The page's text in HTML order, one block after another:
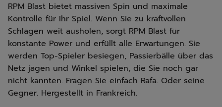
RPM Blast bietet massiven Spin und maximale
Kontrolle für Ihr Spiel. Wenn Sie zu kraftvollen
Schlägen weit ausholen, sorgt RPM Blast für
konstante Power und erfüllt alle Erwartungen. Sie
werden Top-Spieler besiegen, Passierbälle über das
Netz jagen und Winkel spielen, die Sie noch gar
nicht kannten. Fragen Sie einfach Rafa. Oder seine
Gegner. Hergestellt in Frankreich.